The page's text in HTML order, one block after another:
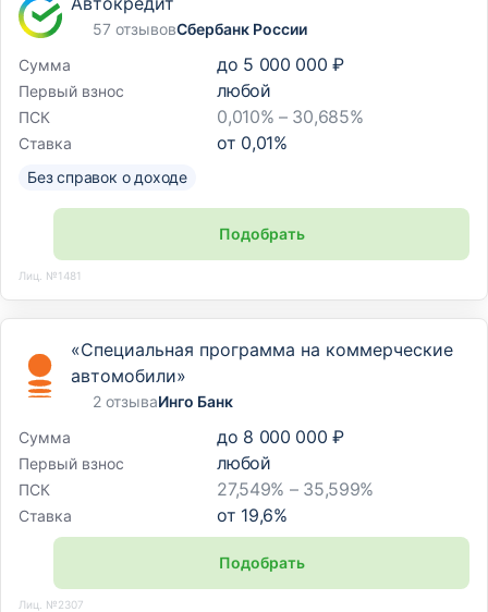
57 отзывовСбербанк России
Сумма
до 5 000 000 ₽
Первый взнос любой
ПСК 0,010% – 30,685%
Ставка от 0,01%
Без справок о доходе
Подобрать
Лиц. №1481
«Специальная программа на коммерческие
автомобили»
2 отзываИнго Банк
Сумма
до 8 000 000 ₽
Первый взнос любой
ПСК 27,549% – 35,599%
Ставка от 19,6%
Подобрать
Лиц. №2307